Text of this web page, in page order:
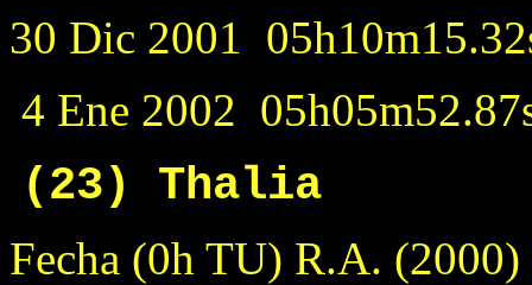
30 Dic 2001
4 Ene 2002
(23) Thalia
Fecha (0h TU) R.A.